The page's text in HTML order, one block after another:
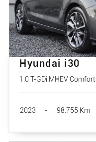
Hyundai i30
1.0 T-GDi MHEV
2023 - 98.755 Km